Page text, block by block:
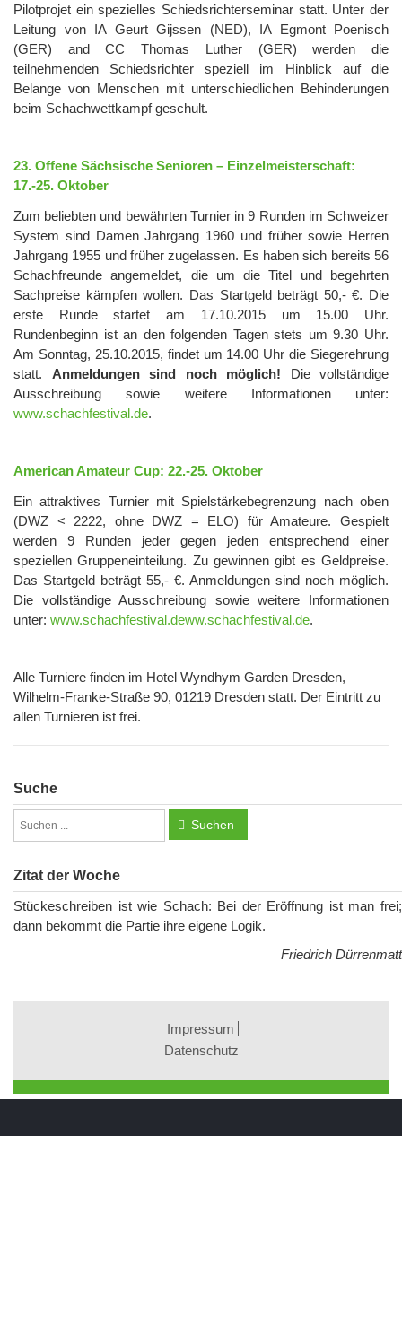
Pilotprojet ein spezielles Schiedsrichterseminar statt. Unter der
Leitung von IA Geurt Gijssen (NED), IA Egmont Poenisch
(GER) and CC Thomas Luther (GER) werden die
teilnehmenden Schiedsrichter speziell im Hinblick auf die
Belange von Menschen mit unterschiedlichen Behinderungen
beim Schachwettkampf geschult.
23. Offene Sächsische Senioren – Einzelmeisterschaft:
17.-25. Oktober
Zum beliebten und bewährten Turnier in 9 Runden im Schweizer
System sind Damen Jahrgang 1960 und früher sowie Herren
Jahrgang 1955 und früher zugelassen. Es haben sich bereits 56
Schachfreunde angemeldet, die um die Titel und begehrten
Sachpreise kämpfen wollen. Das Startgeld beträgt 50,- €. Die
erste Runde startet am 17.10.2015 um 15.00 Uhr.
Rundenbeginn ist an den folgenden Tagen stets um 9.30 Uhr.
Am Sonntag, 25.10.2015, findet um 14.00 Uhr die Siegerehrung
statt. Anmeldungen sind noch möglich! Die vollständige
Ausschreibung sowie weitere Informationen unter:
www.schachfestival.de.
American Amateur Cup: 22.-25. Oktober
Ein attraktives Turnier mit Spielstärkebegrenzung nach oben
(DWZ < 2222, ohne DWZ = ELO) für Amateure. Gespielt
werden 9 Runden jeder gegen jeden entsprechend einer
speziellen Gruppeneinteilung. Zu gewinnen gibt es Geldpreise.
Das Startgeld beträgt 55,- €. Anmeldungen sind noch möglich.
Die vollständige Ausschreibung sowie weitere Informationen
unter: www.schachfestival.deww.schachfestival.de.
Alle Turniere finden im Hotel Wyndhym Garden Dresden,
Wilhelm-Franke-Straße 90, 01219 Dresden statt. Der Eintritt zu
allen Turnieren ist frei.
Suche
Suchen
Zitat der Woche
Stückeschreiben ist wie Schach: Bei der Eröffnung ist man frei;
dann bekommt die Partie ihre eigene Logik.
Friedrich Dürrenmatt
Impressum
Datenschutz